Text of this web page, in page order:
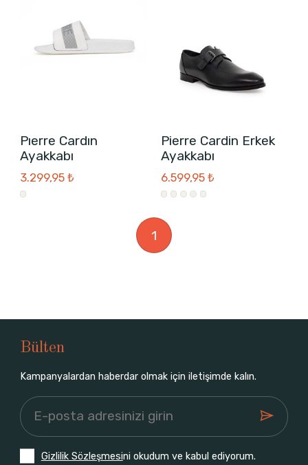
Pıerre Cardın
Ayakkabı
3.299,95 ₺
Pierre Cardin Erkek
Ayakkabı
6.599,95 ₺
1
Bülten
Kampanyalardan haberdar olmak için iletişimde kalın.
Gizlilik Sözleşmesini okudum ve kabul ediyorum.